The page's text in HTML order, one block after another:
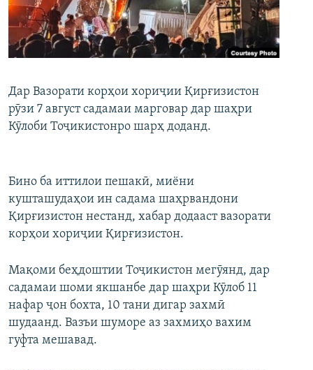
ГУЗОРИШҲОИ РАДИОӢ
Русский
Дар Вазорати корҳои хориҷии Қирғизистон
рӯзи 7 август садамаи марговар дар шаҳри
Кӯлоби Тоҷикистонро шарҳ доданд.
Бино ба иттилои пешакӣ, миёни
кушташудаҳои ин садама шаҳрвандони
Қирғизистон нестанд, хабар додааст вазорати
корҳои хориҷии Қирғизистон.
Мақоми беҳдоштии Тоҷикистон мегӯянд, дар
садамаи шоми якшанбе дар шаҳри Кӯлоб 11
нафар ҷон бохта, 10 тани дигар захмӣ
шудаанд. Вазъи шуморе аз захмиҳо вахим
гуфта мешавад.